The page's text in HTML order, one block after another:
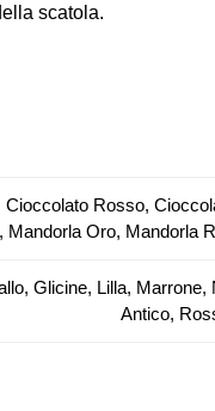
scatola.
Rosso,
Mandorla Oro, Mandorla
Glicine, Lilla,
Antico,